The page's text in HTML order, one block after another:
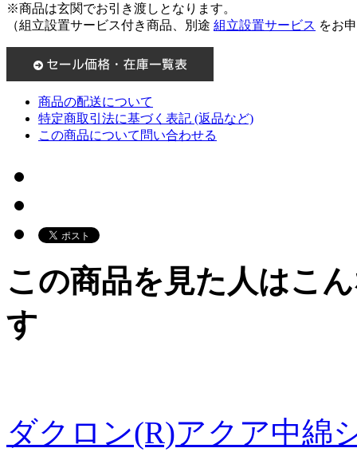
※商品は玄関でお引き渡しとなります。
（組立設置サービス付き商品、別途 組立設置サービス をお
商品の配送について
特定商取引法に基づく表記 (返品など)
この商品について問い合わせる
この商品を見た人はこ
す
ダクロン(R)アクア中綿